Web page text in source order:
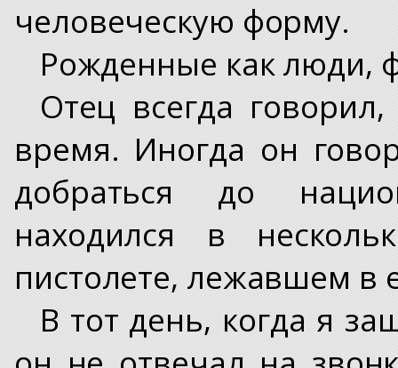
человеческую форму.
Рожденные как люди,
Отец всегда
время. Иногда он
добраться до
находился в
пистолете, лежавшем в
В тот день, когда я